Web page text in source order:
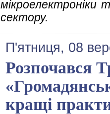
мікроелектроніки
сектору.
П'ятниця, 08
Розпочався
кращі